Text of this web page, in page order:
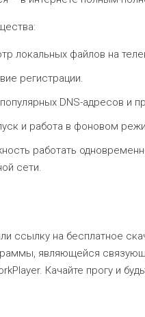
локальных файлов на
регистрации.
DNS-адресов и
и работа в фоновом
работать
сети.
ссылку на бесплатное
являющейся
Качайте прогу и